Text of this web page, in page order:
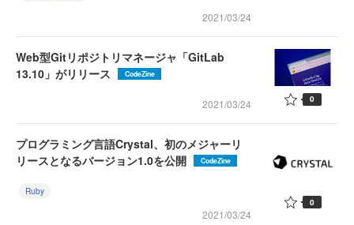
2021/03/24
Web型Gitリポジトリマネージャ「GitLab
13.10」がリリース
CodeZine
2021/03/24 0
プログラミング言語Crystal、初のメジャーリ
リースとなるバージョン1.0を公開
CodeZine
Ruby
2021/03/24
0